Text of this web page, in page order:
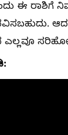
ಈ ರಾಶಿಗೆ